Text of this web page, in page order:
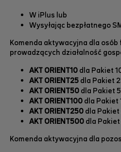
W iPlus lub
Wysyłając bezpłatnego
Komenda aktywacyjna dla osób
prowadzących działalność
AKT ORIENT10 dla Pakiet
AKT ORIENT25 dla Pakiet
AKT ORIENT50 dla Pakiet
AKT ORIENT100 dla Pakiet
AKT ORIENT250 dla Pakiet
AKT ORIENT500 dla
Komenda aktywacyjna dla